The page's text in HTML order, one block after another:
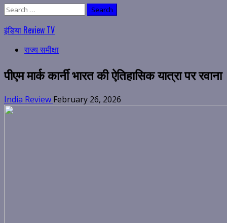
Search
इंडिया Review TV
राज्य समीक्षा
पीएम मार्क कार्नी भारत की ऐतिहासिक यात्रा पर रवाना
India Review February 26, 2026